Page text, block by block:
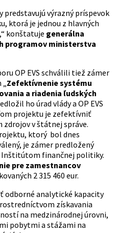
predstavujú výrazný príspevok
ktorá je jednou z hlavných
konštatuje generálna
programov ministerstva
OP EVS schválili tiež zámer
Zefektívnenie systému
a riadenia ľudských
ho úrad vlády a OP EVS
projektu je zefektívniť
zdrojov v štátnej správe.
ktorý bol dnes
je zámer predložený
finančnej politiky.
pre zamestnancov
2 315 460 eur.
odborné analytické kapacity
získavania
na medzinárodnej úrovni,
pobytmi a stážami na